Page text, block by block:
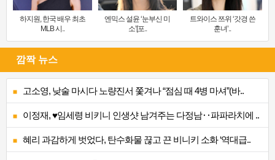
하지원, 한국 배우 최초
MLB 시..
엔믹스 설윤 ‘눈부신 미
소’[포..
트와이스 쯔위 ‘갓경 쓴
훈녀’..
깜짝 뉴스
고소영, 낮술 마시다 노량진서 쫓겨나 “점심 때 4병 마셔”(바..
이정재, ♥임세령 비키니 인생샷 남겨주는 다정남‥파파라치에 ..
혜리 과감하게 벗었다, 탄수화물 끊고 끈 비니키 소화 ‘역대급..